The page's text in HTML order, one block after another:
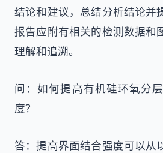
结论和建议，总结分析结论并
报告应附有相关的检测数据和
理解和追溯。
问：如何提高有机硅环氧分
度？
答：提高界面结合强度可以从